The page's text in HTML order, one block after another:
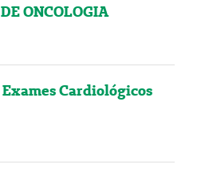
ONCOLOGIA
Cardiológicos